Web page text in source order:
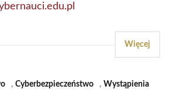
Więcej
, Cyberbezpieczeństwo , Wystąpienia